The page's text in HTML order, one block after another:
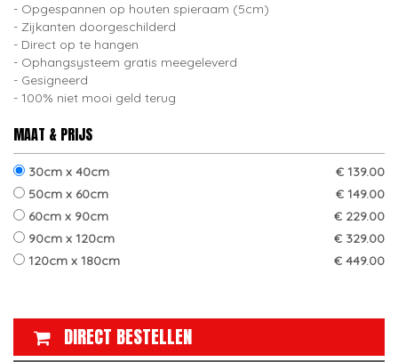
Opgespannen op houten spieraam (5cm)
Zijkanten doorgeschilderd
Direct op te hangen
Ophangsysteem gratis meegeleverd
Gesigneerd
100% niet mooi geld terug
MAAT & PRIJS
30cm x 40cm
€ 139.00
50cm x 60cm
€ 149.00
60cm x 90cm
€ 229.00
90cm x 120cm
€ 329.00
120cm x 180cm
€ 449.00
DIRECT BESTELLEN